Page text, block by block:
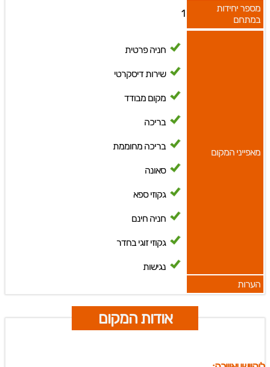
מספר יחידות
במתחם
1
מאפייני המקום
חניה פרטית
שירות דיסקרטי
מקום מבודד
בריכה
בריכה מחוממת
סאונה
גקוזי ספא
חניה חינם
גקוזי זוגי בחדר
נגישות
הערות
אודות המקום